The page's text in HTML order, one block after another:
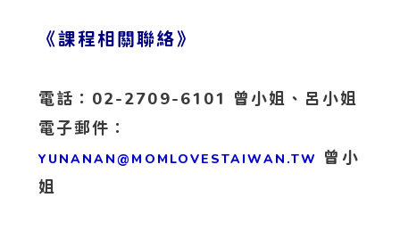
《課程相關聯絡》
電話：02-2709-6101 曾小姐、呂小姐
電子郵件：
YUNANAN@MOMLOVESTAIWAN.TW
曾小
姐